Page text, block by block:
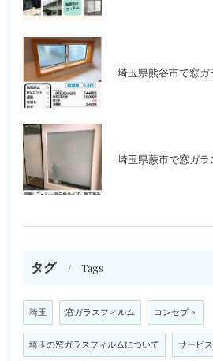
タグ Tags
埼玉 窓ガラスフィルム コンセプト
埼玉の窓ガラスフィルムについて サービス